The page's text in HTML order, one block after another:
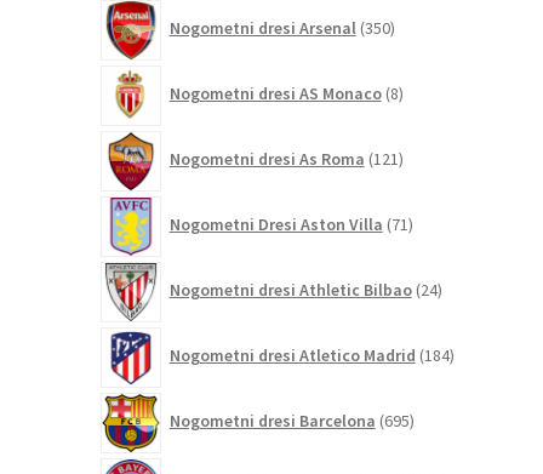
Nogometni dresi Arsenal 350izdelkov
Nogometni dresi AS Monaco 8izdelkov
Nogometni dresi As Roma 121izdelkov
Nogometni Dresi Aston Villa 71izdelkov
Nogometni dresi Athletic Bilbao 24izdelkov
Nogometni dresi Atletico Madrid 184izdelkov
Nogometni dresi Barcelona 695izdelkov